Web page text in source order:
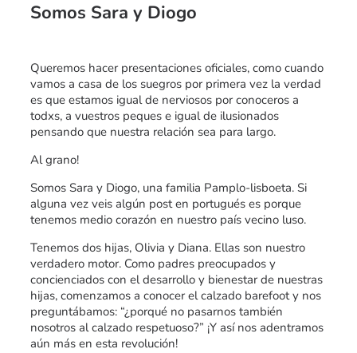
Somos Sara y Diogo
Queremos hacer presentaciones oficiales, como cuando
vamos a casa de los suegros por primera vez la verdad
es que estamos igual de nerviosos por conoceros a
todxs, a vuestros peques e igual de ilusionados
pensando que nuestra relación sea para largo.
Al grano!
Somos Sara y Diogo, una familia Pamplo-lisboeta. Si
alguna vez veis algún post en portugués es porque
tenemos medio corazón en nuestro país vecino luso.
Tenemos dos hijas, Olivia y Diana. Ellas son nuestro
verdadero motor. Como padres preocupados y
concienciados con el desarrollo y bienestar de nuestras
hijas, comenzamos a conocer el calzado barefoot y nos
preguntábamos: “¿porqué no pasarnos también
nosotros al calzado respetuoso?” ¡Y así nos adentramos
aún más en esta revolución!